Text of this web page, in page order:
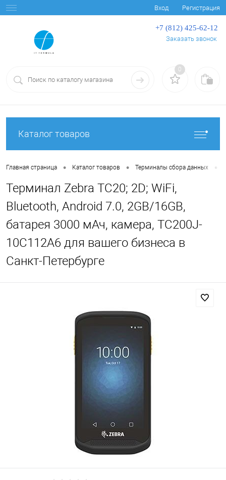
Вход Регистрация
+7 (812) 425-62-12
Заказать звонок
0
Каталог товаров
Главная страница • Каталог товаров • Терминалы сбора данных •
Терминал Zebra TC20; 2D; WiFi,
Bluetooth, Android 7.0, 2GB/16GB,
батарея 3000 мАч, камера, TC200J-
10C112A6 для вашего бизнеса в
Санкт-Петербурге